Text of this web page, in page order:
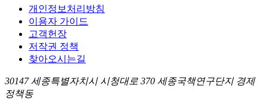
개인정보처리방침
이용자 가이드
고객헌장
저작권 정책
찾아오시는길
30147 세종특별자치시 시청대로 370 세종국책연구단지 경제
정책동